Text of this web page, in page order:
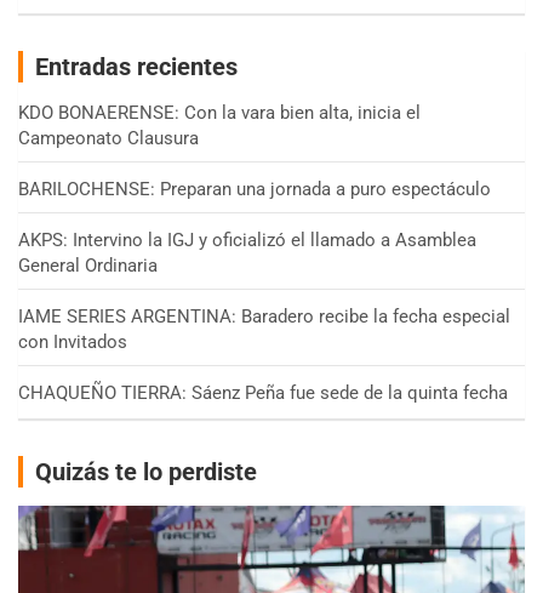
Entradas recientes
KDO BONAERENSE: Con la vara bien alta, inicia el
Campeonato Clausura
BARILOCHENSE: Preparan una jornada a puro espectáculo
AKPS: Intervino la IGJ y oficializó el llamado a Asamblea
General Ordinaria
IAME SERIES ARGENTINA: Baradero recibe la fecha especial
con Invitados
CHAQUEÑO TIERRA: Sáenz Peña fue sede de la quinta fecha
Quizás te lo perdiste